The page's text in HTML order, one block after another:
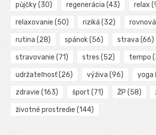
půjčky(30) regenerácia (43) relax
relaxovanie (50) riziká (32)
rutina (28) spánok(56) strava (66)
stravovanie (71) stres (52) tempo
udržateľnosť(26) výživa (96) yoga
zdravie (163) šport (71) ŽP (58)
životné prostredie (144)